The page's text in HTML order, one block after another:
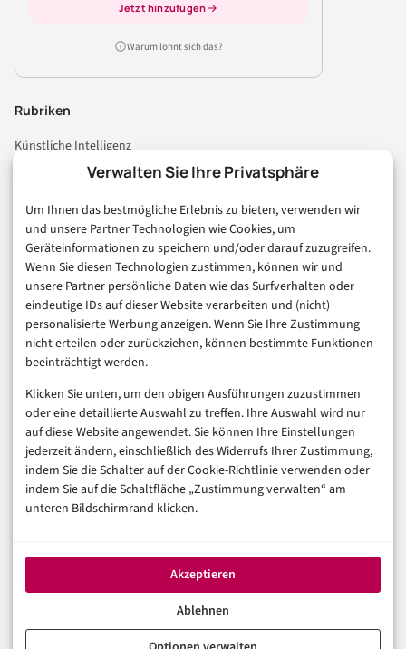
Verwalten Sie Ihre Privatsphäre
Um Ihnen das bestmögliche Erlebnis zu bieten, verwenden wir
und unsere Partner Technologien wie Cookies, um
Geräteinformationen zu speichern und/oder darauf zuzugreifen.
Wenn Sie diesen Technologien zustimmen, können wir und
unsere Partner persönliche Daten wie das Surfverhalten oder
eindeutige IDs auf dieser Website verarbeiten und (nicht)
personalisierte Werbung anzeigen. Wenn Sie Ihre Zustimmung
nicht erteilen oder zurückziehen, können bestimmte Funktionen
beeinträchtigt werden.
Klicken Sie unten, um den obigen Ausführungen zuzustimmen
oder eine detaillierte Auswahl zu treffen. Ihre Auswahl wird nur
auf diese Website angewendet. Sie können Ihre Einstellungen
jederzeit ändern, einschließlich des Widerrufs Ihrer Zustimmung,
indem Sie die Schalter auf der Cookie-Richtlinie verwenden oder
indem Sie auf die Schaltfläche „Zustimmung verwalten“ am
unteren Bildschirmrand klicken.
Akzeptieren
Ablehnen
Jetzt hinzufügen
Warum lohnt sich das?
Rubriken
Künstliche Intelligenz
Technologie & IT
Consumer & Digital Life
Marketing
Finanzen & FinTech
Business & Karriere
Sicherheit & Recht
Digitalisierung
Marketing
Magazin
Unsere Redaktion
Werbeformate & Media Kit
Rechtliches
Datenschutzerklärung (EU)
Cookie-Richtlinie (EU)